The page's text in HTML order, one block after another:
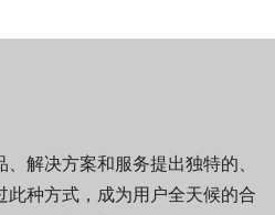
解决方案和服务提出独特的、
此种方式，成为用户全天候的合